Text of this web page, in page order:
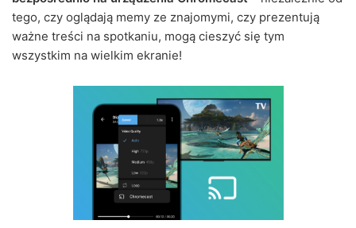
tego, czy oglądają memy ze znajomymi, czy prezentują
ważne treści na spotkaniu, mogą cieszyć się tym
wszystkim na wielkim ekranie!